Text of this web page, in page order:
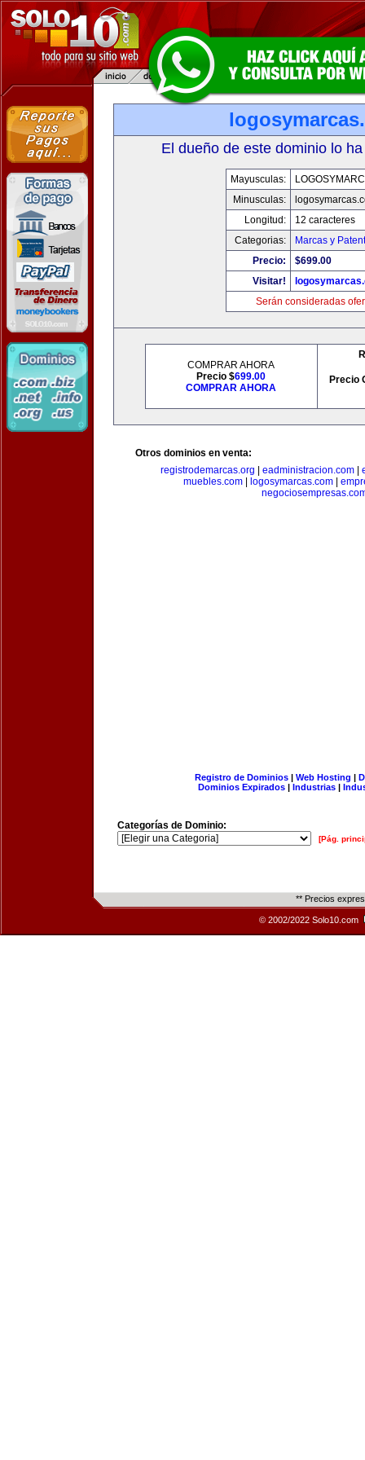
El dueño de este dominio lo
Mayusculas:
Minusculas:
Longitud:
12 caracteres
Categorias:
Marcas y
Precio:
$699.00
Visitar!
Serán consideradas
COMPRAR AHORA
Precio $699.00
COMPRAR AHORA
Precio
Otros dominios en venta:
registrodemarcas.org
eadministracion.com
muebles.com| logosymarcas.com|
Registro de Dominios| Web Hosting |
Dominios Expirados | Industrias |
Categorías de Dominio:
[Pág.
** Precios
© 2002/2022 Solo10.com